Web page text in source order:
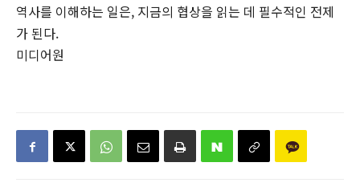
역사를 이해하는 일은, 지금의 협상을 읽는 데 필수적인 전제
가 된다.
미디어원